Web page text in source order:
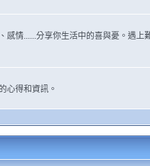
感情......分享你生活中的喜與憂。遇上
心得和資訊。